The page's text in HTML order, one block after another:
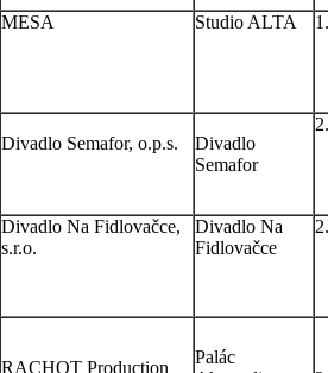
MESA Studio ALTA
Divadlo Semafor, o.p.s.
Divadlo
Semafor
Divadlo Na Fidlovačce,
s.r.o.
Divadlo Na
Fidlovačce
RACHOT Production
Palác